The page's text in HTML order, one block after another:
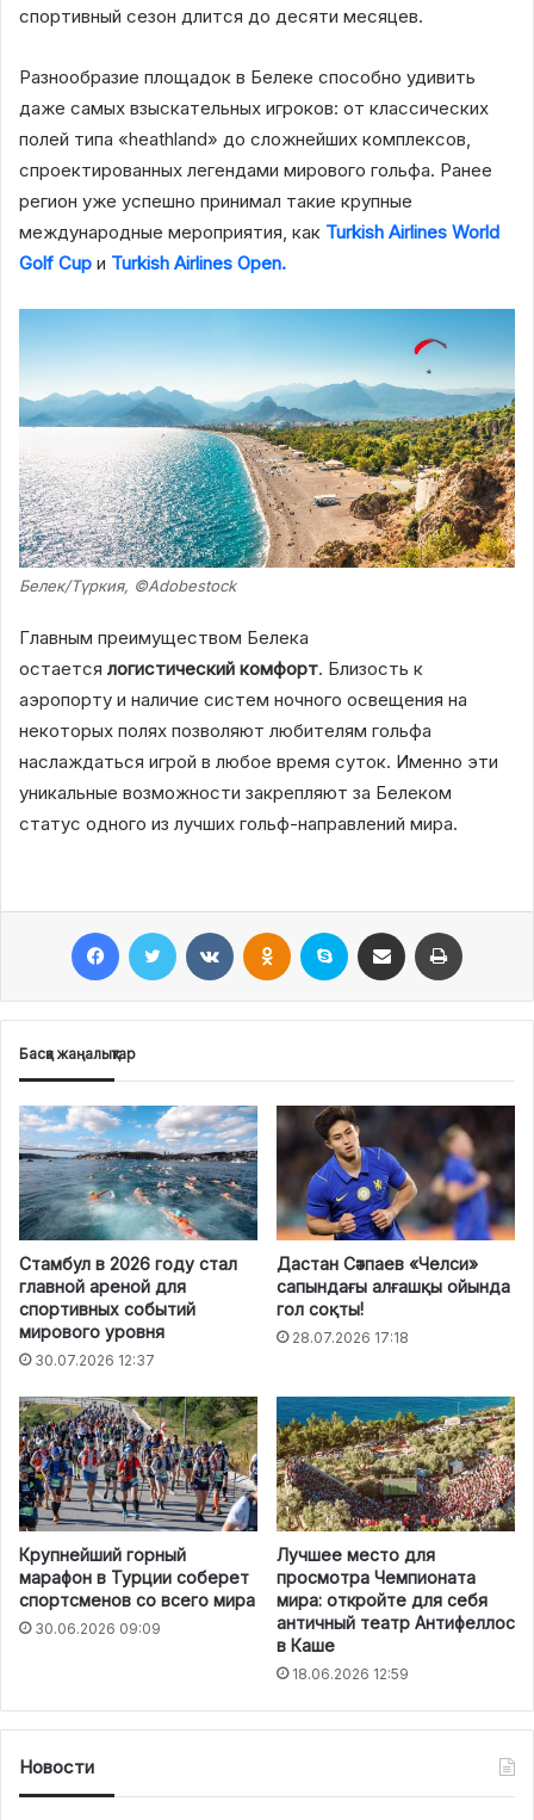
спортивный сезон длится до десяти месяцев.
Разнообразие площадок в Белеке способно удивить
даже самых взыскательных игроков: от классических
полей типа «heathland» до сложнейших комплексов,
спроектированных легендами мирового гольфа. Ранее
регион уже успешно принимал такие крупные
международные мероприятия, как Turkish Airlines World
Golf Cup и Turkish Airlines Open.
Белек/Түркия, ©Adobestock
Главным преимуществом Белека
остается логистический комфорт. Близость к
аэропорту и наличие систем ночного освещения на
некоторых полях позволяют любителям гольфа
наслаждаться игрой в любое время суток. Именно эти
уникальные возможности закрепляют за Белеком
статус одного из лучших гольф-направлений мира.
Басқа жаңалықтар
Стамбул в 2026 году стал
главной ареной для
спортивных событий
мирового уровня
30.07.2026 12:37
Дастан Сәтпаев «Челси»
сапындағы алғашқы ойында
гол соқты!
28.07.2026 17:18
Крупнейший горный
марафон в Турции соберет
спортсменов со всего мира
30.06.2026 09:09
Лучшее место для
просмотра Чемпионата
мира: откройте для себя
античный театр Антифеллос
в Каше
18.06.2026 12:59
Новости